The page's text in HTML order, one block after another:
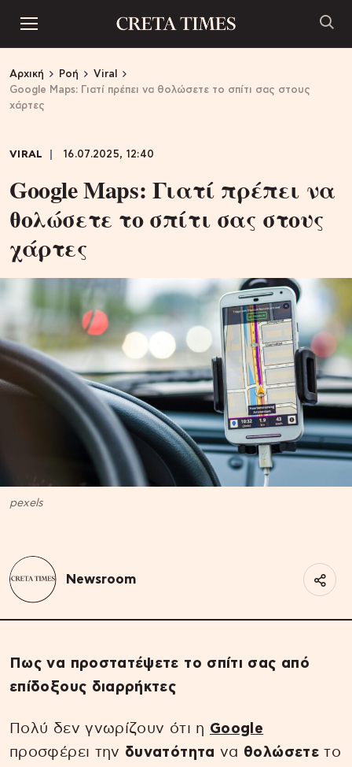
Αρχική Ροή
Viral
Google Maps: Γιατί πρέπει να θολώσετε το σπίτι σας στους
χάρτες
VIRAL 16.07.2025, 12:40
Google Maps: Γιατί πρέπει να
θολώσετε το σπίτι σας στους
χάρτες
pexels
Newsroom
Πως να προστατέψετε το σπίτι σας από
επίδοξους διαρρήκτες
Πολύ δεν γνωρίζουν ότι η Google
προσφέρει την δυνατότητα να θολώσετε το